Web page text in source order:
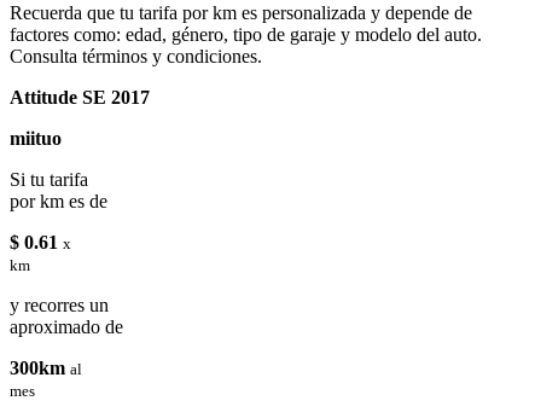
Recuerda que tu tarifa por km es personalizada y depende de
factores como: edad, género, tipo de garaje y modelo del auto.
Consulta términos y condiciones.
Attitude SE 2017
miituo
Si tu tarifa
por km es de
$ 0.61 x
km
y recorres un
aproximado de
300km al
mes